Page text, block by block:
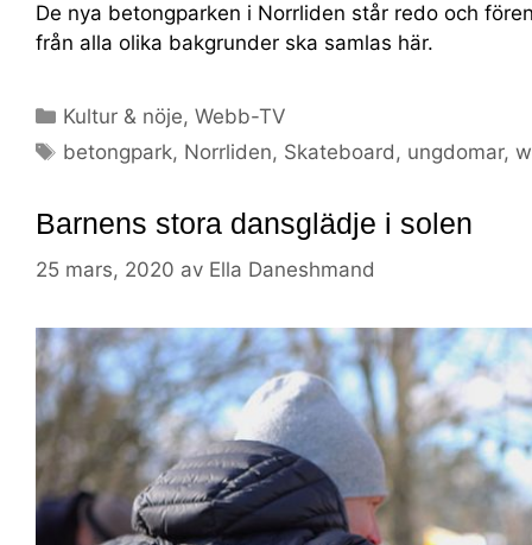
De nya betongparken i Norrliden står redo och
från alla olika bakgrunder ska samlas här.
Kultur & nöje,Webb-TV
betongpark, Norrliden, Skateboard, ungdomar,
Barnens stora dansglädje i solen
25 mars, 2020 av Ella Daneshmand